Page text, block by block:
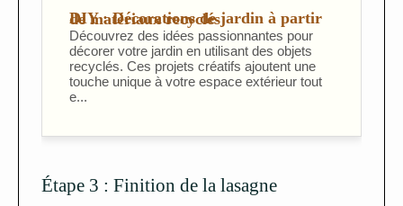
DIY : Décorations de jardin à partir de matériaux recyclés
Découvrez des idées passionnantes pour
décorer votre jardin en utilisant des objets
recyclés. Ces projets créatifs ajoutent une
touche unique à votre espace extérieur tout
e...
Étape 3 : Finition de la lasagne